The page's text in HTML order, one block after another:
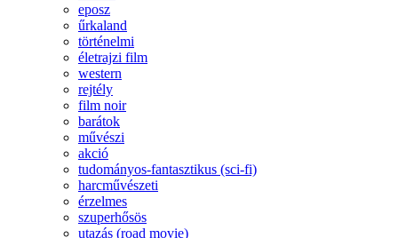
eposz
űrkaland
történelmi
életrajzi film
western
rejtély
film noir
barátok
művészi
akció
tudományos-fantasztikus (sci-fi)
harcművészeti
érzelmes
szuperhősös
utazás (road movie)